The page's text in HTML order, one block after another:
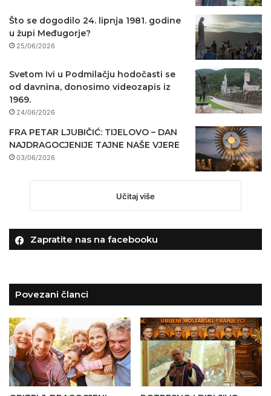
Što se dogodilo 24. lipnja 1981. godine
u župi Međugorje?
25/06/2026
Svetom Ivi u Podmilačju hodočasti se
od davnina, donosimo videozapis iz
1969.
24/06/2026
FRA PETAR LJUBIČIĆ: TIJELOVO – DAN
NAJDRAGOCJENIJE TAJNE NAŠE VJERE
03/06/2026
Učitaj više
Zapratite nas na facebooku
Povezani članci